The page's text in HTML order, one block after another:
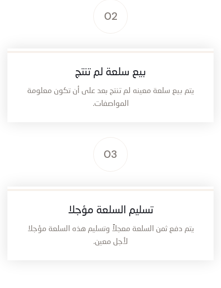
02
بيع سلعة لم تنتج
يتم بيع سلعة معينه لم تنتج بعد على أن تكون معلومة
المواصفات.
03
تسليم السلعة مؤجلا
يتم دفع ثمن السلعة معجلاً وتسليم هذه السلعة مؤجلا
لأجل معين.